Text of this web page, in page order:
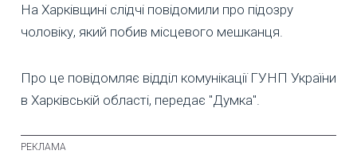
На Харківщині слідчі повідомили про підозру
чоловіку, який побив місцевого мешканця.
Про це повідомляє відділ комунікації ГУНП України
в Харківській області, передає "Думка".